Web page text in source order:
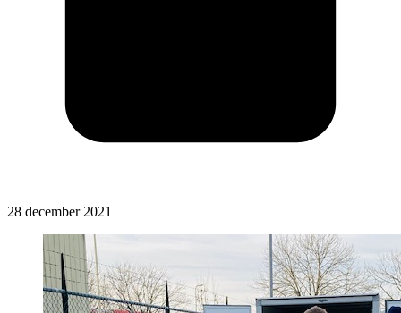
28 december 2021